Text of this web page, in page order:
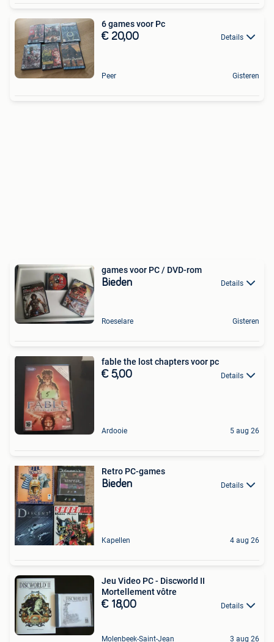
6 games voor Pc
€ 20,00 Details
Peer Gisteren
games voor PC / DVD-rom
Bieden Details
Roeselare Gisteren
fable the lost chapters voor pc
€ 5,00 Details
Ardooie 5 aug 26
Retro PC-games
Bieden Details
Kapellen 4 aug 26
Jeu Video PC - Discworld II
Mortellement vôtre
€ 18,00 Details
Molenbeek-Saint-Jean 3 aug 26